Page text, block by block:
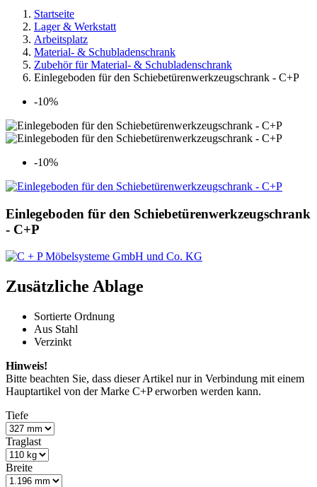
Startseite
Lager & Werkstatt
Arbeitsplatz
Material- & Schubladenschrank
Zubehör für Material- & Schubladenschrank
Einlegeboden für den Schiebetürenwerkzeugschrank - C+P
-10%
-10%
Einlegeboden für den Schiebetürenwerkzeugschrank
- C+P
Zusätzliche Ablage
Sortierte Ordnung
Aus Stahl
Verzinkt
Hinweis!
Bitte beachten Sie, dass dieser Artikel nur in Verbindung mit einem
Hauptartikel von der Marke C+P erworben werden kann.
Tiefe
Traglast
Breite